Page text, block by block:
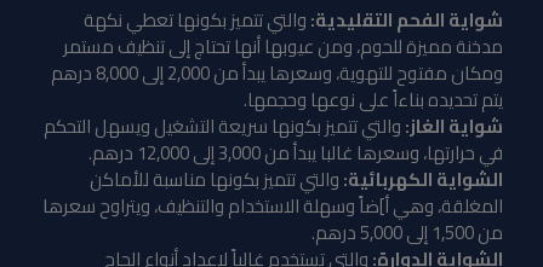
شواية الفحم التقليدية:والتي تتميز بكونها تعطي نكهة
مدخنة مميزة للحوم، ومن عيوبها أنها تحتاج إلى تنظيف مستمر
ومكان مفتوح للتهوية، وسعرها يبدأ من 2,000 إلى 8,000 درهم
يتم تحديده بناءاً على نوعها وحجمها.
شواية الغاز:والتي تتميز بكونها سريعة التشغيل ويسهل التحكم
في حرارتها، وسعرها غالبا يبدأ من 3,000 إلى 12,000 درهم.
الشواية الكهربائية:والتي تتميز بكونها مناسبة للأماكن
المغلقة، وهي أ]ضاً وسهلة الاستخدام والتنظيف، ويتراوح سعرها
من 1,500 إلى 5,000 درهم.
الشواية الدوارة:والتي تستخدم غالباً لإعداد أنواع الجاج